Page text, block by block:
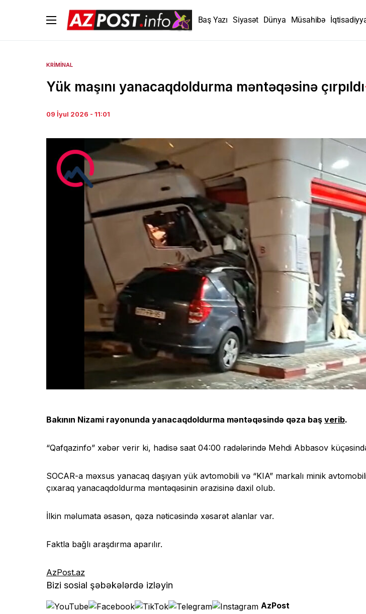
Baş Yazı Siyasət Dünya Müsahibə
KRIMINAL
Yük maşını yanacaqdoldurma məntəqəsinə çırpıldı
09 İyul 2026 - 11:01
Bakının Nizami rayonunda yanacaqdoldurma məntəqəsində qəza baş verib.
“Qafqazinfo” xəbər verir ki, hadisə saat 04:00 radələrində Mehdi Abbasov
SOCAR-a məxsus yanacaq daşıyan yük avtomobili və “KIA” markalı minik
çıxaraq yanacaqdoldurma məntəqəsinin ərazisinə daxil olub.
İlkin məlumata əsasən, qəza nəticəsində xəsarət alanlar var.
Faktla bağlı araşdırma aparılır.
AzPost.az
Bizi sosial şəbəkələrdə izləyin
AzPost